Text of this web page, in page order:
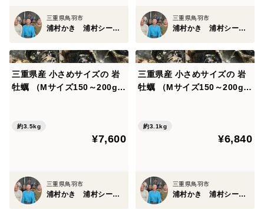
滅菌浄化しています。
これにより、安心してお召し上がりいただける衛生的な
牡蠣をお届けすることができます。
これからが「浦村牡蠣」の旬を迎える時期です。
ご自宅でも、鳥羽市浦村の自然の恵みを凝縮したこの逸
▼購入前に
三重県鳥羽市
浦村かき 浦村シーファーム
三重県鳥羽市
浦村かき 浦村シーファーム
三重県産 小さめサイズの 岩
牡蠣 （Mサイズ150～200g）
Q約3.5kg
¥7,600
三重県鳥羽市
浦村かき 浦村シーファーム
三重県産 小さめサイズの 岩
牡蠣 （Mサイズ150～200g）
Q約3.1kg
¥6,840
三重県鳥羽市
浦村かき 浦村シーファーム